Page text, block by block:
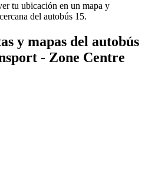
tu ubicación en un mapa y
del autobús 15.
y mapas del autobús
- Zone Centre